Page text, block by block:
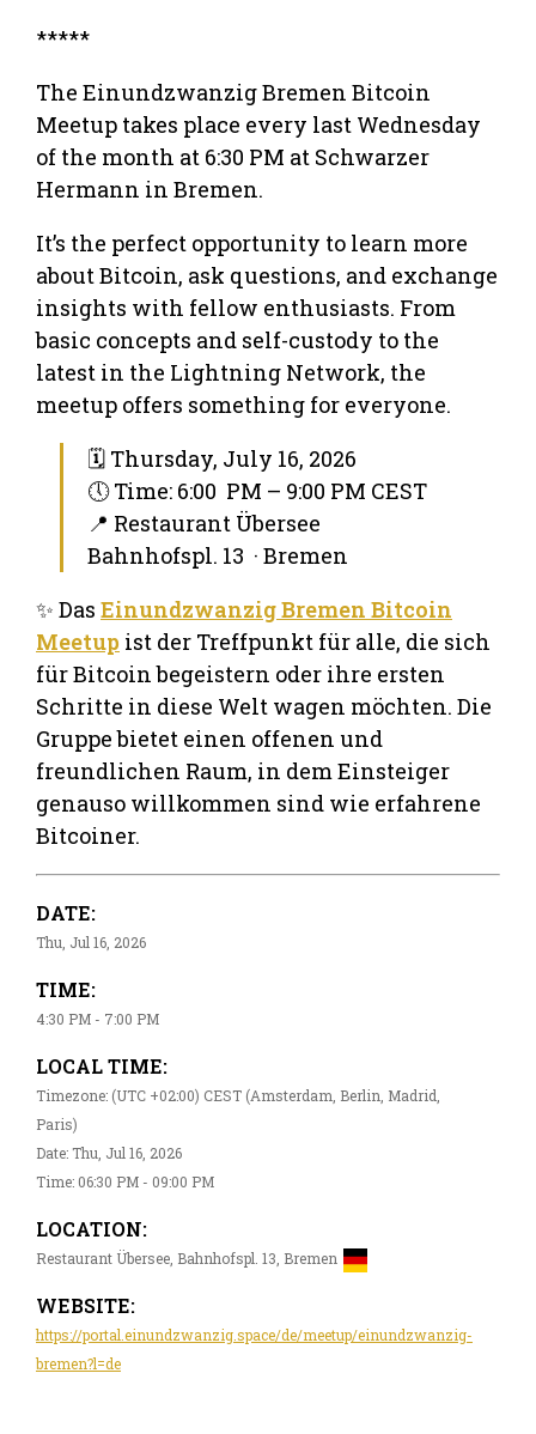
*****
The Einundzwanzig Bremen Bitcoin
Meetup takes place every last Wednesday
of the month at 6:30 PM at Schwarzer
Hermann in Bremen.
It’s the perfect opportunity to learn more
about Bitcoin, ask questions, and exchange
insights with fellow enthusiasts. From
basic concepts and self-custody to the
latest in the Lightning Network, the
meetup offers something for everyone.
🗓 Thursday, July 16, 2026
🕔 Time: 6:00 PM – 9:00 PM CEST
📍 Restaurant Übersee
Bahnhofspl. 13 · Bremen
✨ Das Einundzwanzig Bremen Bitcoin
Meetup ist der Treffpunkt für alle, die sich
für Bitcoin begeistern oder ihre ersten
Schritte in diese Welt wagen möchten. Die
Gruppe bietet einen offenen und
freundlichen Raum, in dem Einsteiger
genauso willkommen sind wie erfahrene
Bitcoiner.
DATE:
Thu, Jul 16, 2026
TIME:
4:30 PM - 7:00 PM
LOCAL TIME:
Timezone: (UTC +02:00) CEST (Amsterdam, Berlin, Madrid,
Paris)
Date: Thu, Jul 16, 2026
Time: 06:30 PM - 09:00 PM
LOCATION:
Restaurant Übersee, Bahnhofspl. 13, Bremen
WEBSITE:
https://portal.einundzwanzig.space/de/meetup/einundzwanzig-
bremen?l=de